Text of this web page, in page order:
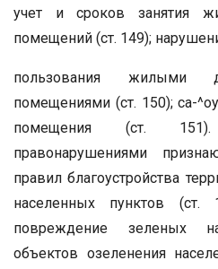
учет и сроков занятия
помещений (ст. 149);
пользования
помещениями (ст. 150); са-
помещения (ст. 151).
правонарушениями
правил благоустройства
населенных пунктов (ст.
повреждение зеленых
объектов озеленения